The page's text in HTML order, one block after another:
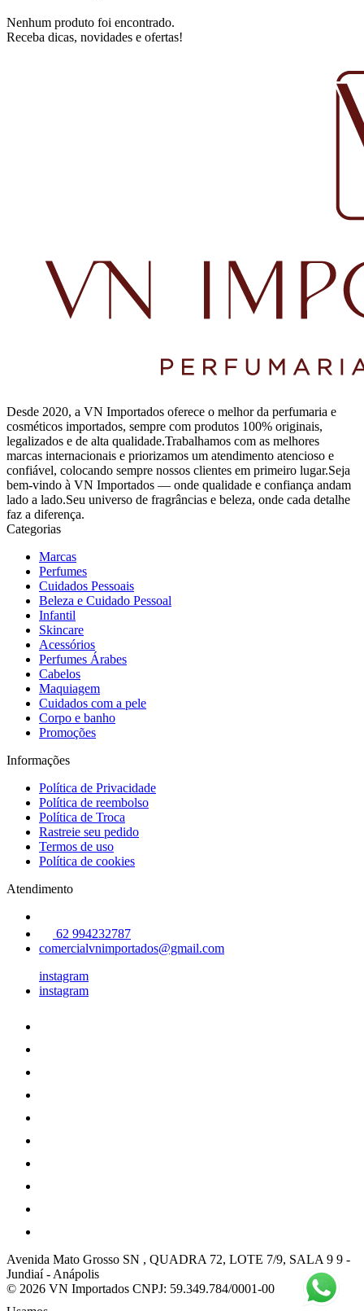
Nenhum produto foi encontrado.
Receba dicas, novidades e ofertas!
Desde 2020, a VN Importados oferece o melhor da perfumaria e
cosméticos importados, sempre com produtos 100% originais,
legalizados e de alta qualidade.Trabalhamos com as melhores
marcas internacionais e priorizamos um atendimento atencioso e
confiável, colocando sempre nossos clientes em primeiro lugar.Seja
bem-vindo à VN Importados — onde qualidade e confiança andam
lado a lado.Seu universo de fragrâncias e beleza, onde cada detalhe
faz a diferença.
Categorias
Marcas
Perfumes
Cuidados Pessoais
Beleza e Cuidado Pessoal
Infantil
Skincare
Acessórios
Perfumes Árabes
Cabelos
Maquiagem
Cuidados com a pele
Corpo e banho
Promoções
Informações
Política de Privacidade
Política de reembolso
Política de Troca
Rastreie seu pedido
Termos de uso
Política de cookies
Atendimento
62 994232787
comercialvnimportados@gmail.com
instagram
instagram
Avenida Mato Grosso SN , QUADRA 72, LOTE 7/9, SALA 9 9 -
Jundiaí - Anápolis
© 2026 VN Importados CNPJ: 59.349.784/0001-00